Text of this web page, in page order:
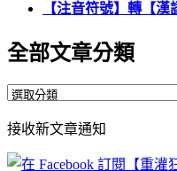
【注音符號】轉【
全部文章分類
全
文
章
接收新文章通知